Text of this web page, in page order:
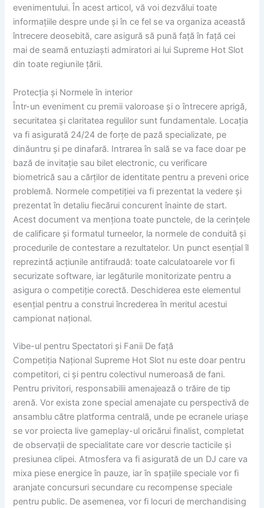
evenimentului. În acest articol, vă voi dezvălui toate
informațiile despre unde și în ce fel se va organiza această
întrecere deosebită, care asigură să pună față în față cei
mai de seamă entuziaști admiratori ai lui Supreme Hot Slot
din toate regiunile țării.
Protecția și Normele în interior
Într-un eveniment cu premii valoroase și o întrecere aprigă,
securitatea și claritatea regulilor sunt fundamentale. Locația
va fi asigurată 24/24 de forțe de pază specializate, pe
dinăuntru și pe dinafară. Intrarea în sală se va face doar pe
bază de invitație sau bilet electronic, cu verificare
biometrică sau a cărților de identitate pentru a preveni orice
problemă. Normele competiției va fi prezentat la vedere și
prezentat în detaliu fiecărui concurent înainte de start.
Acest document va menționa toate punctele, de la cerințele
de calificare și formatul turneelor, la normele de conduită și
procedurile de contestare a rezultatelor. Un punct esențial îl
reprezintă acțiunile antifraudă: toate calculatoarele vor fi
securizate software, iar legăturile monitorizate pentru a
asigura o competiție corectă. Deschiderea este elementul
esențial pentru a construi încrederea în meritul acestui
campionat național.
Vibe-ul pentru Spectatori și Fanii De față
Competiția Național Supreme Hot Slot nu este doar pentru
competitori, ci și pentru colectivul numeroasă de fani.
Pentru privitori, responsabilii amenajează o trăire de tip
arenă. Vor exista zone special amenajate cu perspectivă de
ansamblu către platforma centrală, unde pe ecranele uriașe
se vor proiecta live gameplay-ul oricărui finalist, completat
de observații de specialitate care vor descrie tacticile și
presiunea clipei. Atmosfera va fi asigurată de un DJ care va
mixa piese energice în pauze, iar în spațiile speciale vor fi
aranjate concursuri secundare cu recompense speciale
pentru public. De asemenea, vor fi locuri de merchandising